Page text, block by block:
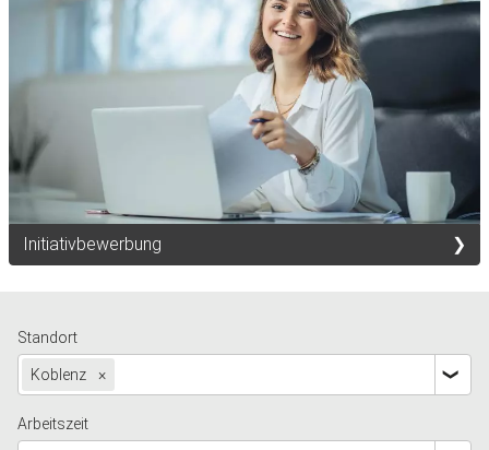
Initiativbewerbung
Standort
Koblenz ×
Arbeitszeit